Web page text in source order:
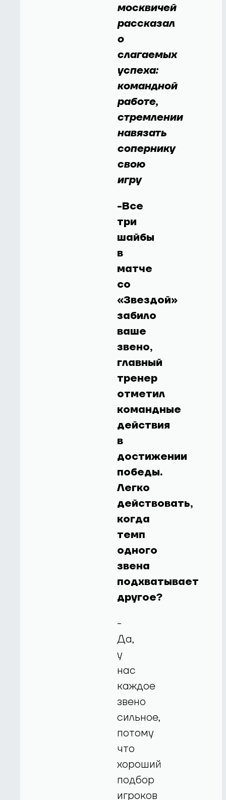
москвичей
рассказал
о
слагаемых
успеха:
командной
работе,
стремлении
навязать
сопернику
свою
игру
-Все
три
шайбы
в
матче
со
«Звездой»
забило
ваше
звено,
главный
тренер
отметил
командные
действия
в
достижении
победы.
Легко
действовать,
когда
темп
одного
звена
подхватывает
другое?
-
Да,
у
нас
каждое
звено
сильное,
потому
что
хороший
подбор
игроков